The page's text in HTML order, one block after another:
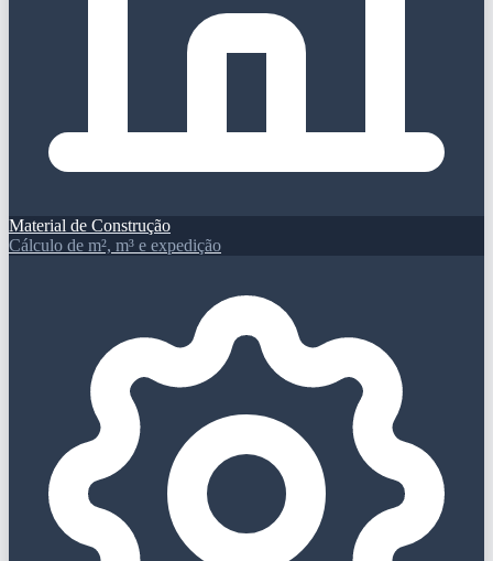
Material de Construção
Cálculo de m², m³ e expedição